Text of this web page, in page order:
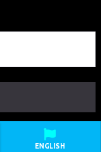
ENGLISH